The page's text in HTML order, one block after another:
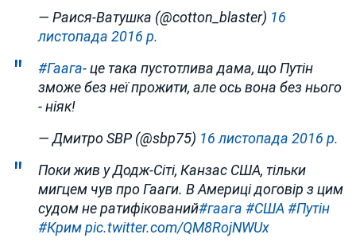
— Раися-Ватушка (@cotton_blaster) 16
листопада 2016 р.
#Гаага- це така пустотлива дама, що Путін
зможе без неї прожити, але ось вона без нього
- ніяк!
— Дмитро SBP (@sbp75) 16 листопада 2016 р.
Поки жив у Додж-Сіті, Канзас США, тільки
мигцем чув про Гааги. В Америці договір з цим
судом не ратифікований#гаага #США #Путін
#Кримpic.twitter.com/QM8RojNWUx